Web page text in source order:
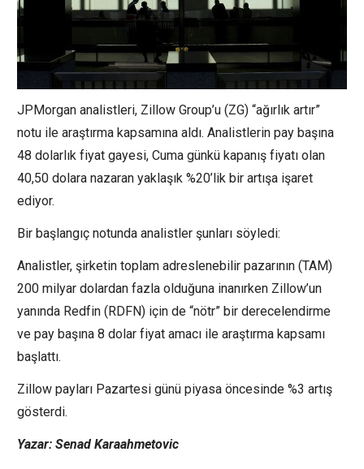
JPMorgan analistleri, Zillow Group’u (ZG) “ağırlık artır”
notu ile araştırma kapsamına aldı. Analistlerin pay başına
48 dolarlık fiyat gayesi, Cuma günkü kapanış fiyatı olan
40,50 dolara nazaran yaklaşık %20’lik bir artışa işaret
ediyor.
Bir başlangıç notunda analistler şunları söyledi:
Analistler, şirketin toplam adreslenebilir pazarının (TAM)
200 milyar dolardan fazla olduğuna inanırken Zillow’un
yanında Redfin ( RDFN) için de “nötr” bir derecelendirme
ve pay başına 8 dolar fiyat amacı ile araştırma kapsamı
başlattı.
Zillow payları Pazartesi günü piyasa öncesinde %3 artış
gösterdi.
Yazar: Senad Karaahmetovic